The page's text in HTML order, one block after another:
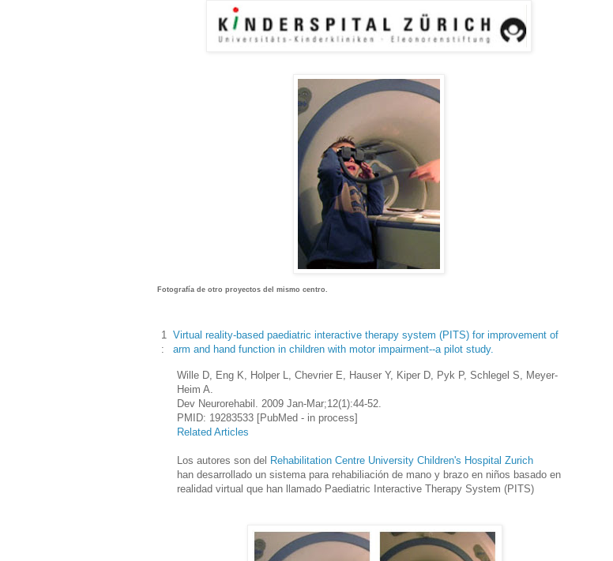
Fotografía de otro proyectos del mismo centro.
1
:
Virtual reality-based paediatric interactive therapy system (PITS) for improvement of
arm and hand function in children with motor impairment--a pilot study.
Wille D, Eng K, Holper L, Chevrier E, Hauser Y, Kiper D, Pyk P, Schlegel S, Meyer-
Heim A.
Dev Neurorehabil . 2009 Jan-Mar;12(1):44-52.
PMID: 19283533 [PubMed - in process]
Related Articles
Los autores son del Rehabilitation Centre University Children's Hospital Zurich
han desarrollado un sistema para rehabiliación de mano y brazo en niños basado en
realidad virtual que han llamado Paediatric Interactive Therapy System (PITS)